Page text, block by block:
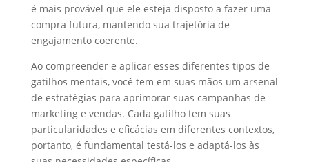
é mais provável que ele esteja disposto a fazer uma
compra futura, mantendo sua trajetória de
engajamento coerente.
Ao compreender e aplicar esses diferentes tipos de
gatilhos mentais, você tem em suas mãos um arsenal
de estratégias para aprimorar suas campanhas de
marketing e vendas. Cada gatilho tem suas
particularidades e eficácias em diferentes contextos,
portanto, é fundamental testá-los e adaptá-los às